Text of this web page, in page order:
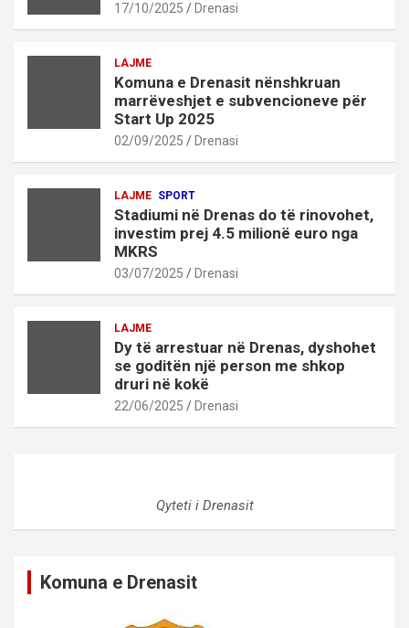
17/10/2025 Drenasi
LAJME
Komuna e Drenasit nënshkruan
marrëveshjet e subvencioneve për
Start Up 2025
02/09/2025 Drenasi
LAJME SPORT
Stadiumi në Drenas do të rinovohet,
investim prej 4.5 milionë euro nga
MKRS
03/07/2025 Drenasi
LAJME
Dy të arrestuar në Drenas, dyshohet
se goditën një person me shkop
druri në kokë
22/06/2025 Drenasi
Qyteti i Drenasit
Komuna e Drenasit